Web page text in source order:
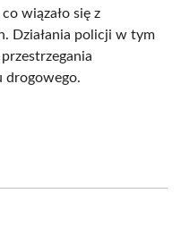
wiązało się z
Działania policji w tym
drogowego.